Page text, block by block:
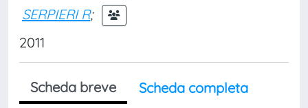
SERPIERI R;
2011
Scheda breve
Scheda completa